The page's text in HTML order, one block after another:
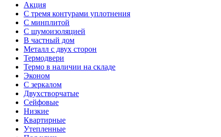
Акция
С тремя контурами уплотнения
С минплитой
С шумоизоляцией
В частный дом
Металл с двух сторон
Термодвери
Термо в наличии на складе
Эконом
С зеркалом
Двухстворчатые
Сейфовые
Низкие
Квартирные
Утепленные